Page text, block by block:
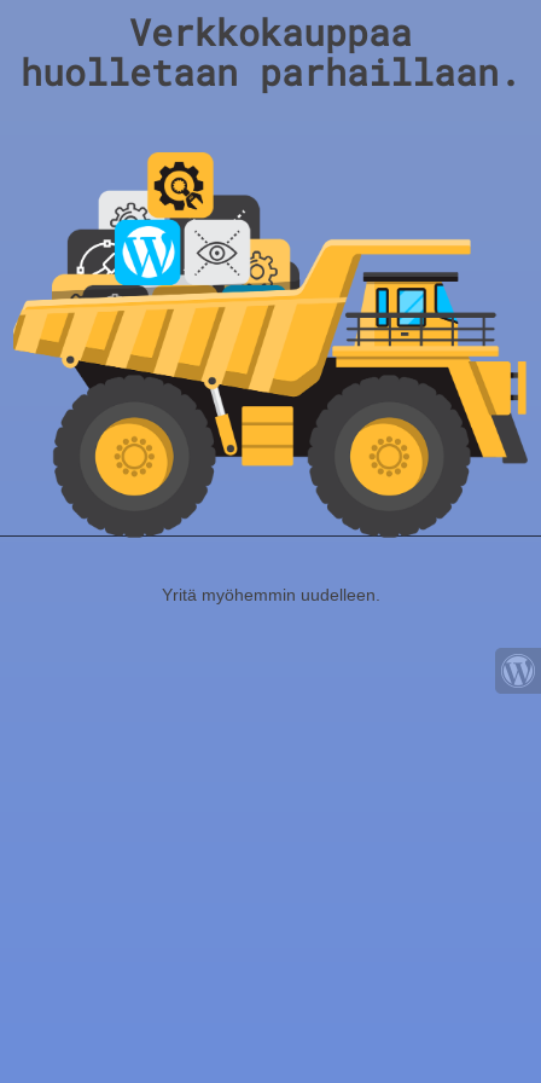
Verkkokauppaa
huolletaan parhaillaan.
Yritä myöhemmin uudelleen.